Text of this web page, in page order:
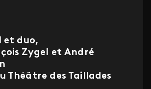
et duo,
Zygel et André
Théâtre des Taillades